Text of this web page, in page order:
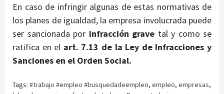
En caso de infringir algunas de estas normativas de
los planes de igualdad, la empresa involucrada puede
ser sancionada por infracción grave tal y como se
ratifica en el art. 7.13 de la Ley de Infracciones y
Sanciones en el Orden Social.
Tags: #trabajo #empleo #busquedadeempleo, empleo, empresas,